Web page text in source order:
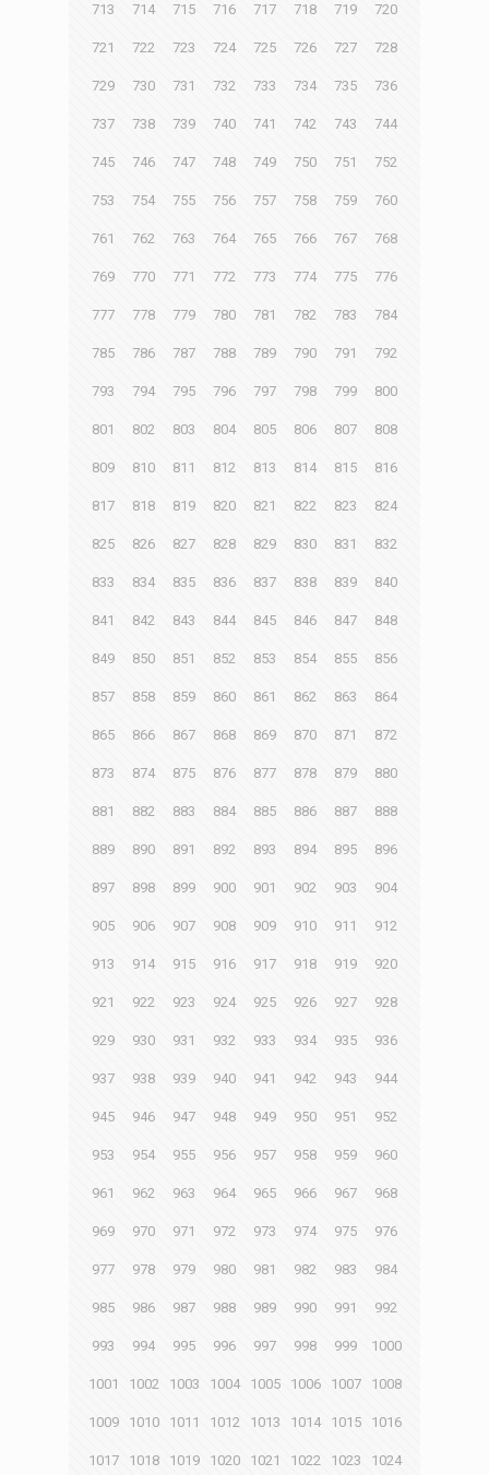
713 714 715 716 717 718 719 720
721 722 723 724 725 726 727 728
729 730 731 732 733 734 735 736
737 738 739 740 741 742 743 744
745 746 747 748 749 750 751 752
753 754 755 756 757 758 759 760
761 762 763 764 765 766 767 768
769 770 771 772 773 774 775 776
777 778 779 780 781 782 783 784
785 786 787 788 789 790 791 792
793 794 795 796 797 798 799 800
801 802 803 804 805 806 807 808
809 810 811 812 813 814 815 816
817 818 819 820 821 822 823 824
825 826 827 828 829 830 831 832
833 834 835 836 837 838 839 840
841 842 843 844 845 846 847 848
849 850 851 852 853 854 855 856
857 858 859 860 861 862 863 864
865 866 867 868 869 870 871 872
873 874 875 876 877 878 879 880
881 882 883 884 885 886 887 888
889 890 891 892 893 894 895 896
897 898 899 900 901 902 903 904
905 906 907 908 909 910 911 912
913 914 915 916 917 918 919 920
921 922 923 924 925 926 927 928
929 930 931 932 933 934 935 936
937 938 939 940 941 942 943 944
945 946 947 948 949 950 951 952
953 954 955 956 957 958 959 960
961 962 963 964 965 966 967 968
969 970 971 972 973 974 975 976
977 978 979 980 981 982 983 984
985 986 987 988 989 990 991 992
993 994 995 996 997 998 999 1000
1001 1002 1003 1004 1005 1006 1007 1008
1009 1010 1011 1012 1013 1014 1015 1016
1017 1018 1019 1020 1021 1022 1023 1024